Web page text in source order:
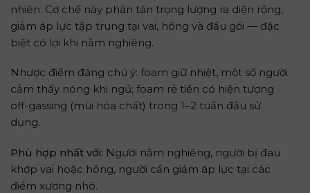
nhiên. Cơ chế này phân tán trọng lượng ra diện rộng,
giảm áp lực tập trung tại vai, hông và đầu gối — đặc
biệt có lợi khi nằm nghiêng.
Nhược điểm đáng chú ý: foam giữ nhiệt, một số người
cảm thấy nóng khi ngủ; foam rẻ tiền có hiện tượng
off-gassing (mùi hóa chất) trong 1–2 tuần đầu sử
dụng.
Phù hợp nhất với: Người nằm nghiêng, người bị đau
khớp vai hoặc hông, người cần giảm áp lực tại các
điểm xương nhô.